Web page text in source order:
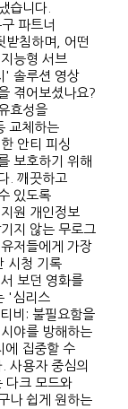
이뤄냈습니다.
파트너
받침하며, 어떤
능형 서브
' 솔루션 영상
겪어보셨나요?
효성을
교체하는
안티 피싱
보호하기 위해
. 깨끗하고
있도록
원 개인정보
지 않는 무로그
저들에게 가장
시청 기록
보던 영화를
'심리스
비: 불필요함을
야를 방해하는
에 집중할 수
사용자 중심의
다크 모드와
나 쉽게 원하는